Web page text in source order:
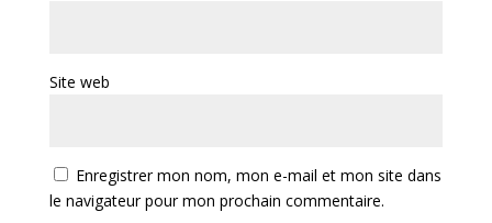
Site web
Enregistrer mon nom, mon e-mail et mon site dans
le navigateur pour mon prochain commentaire.